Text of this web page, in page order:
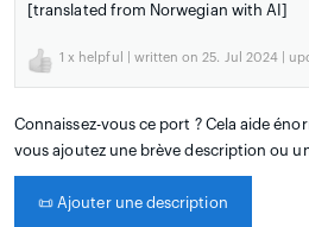
[translated from Norwegian with AI]
1 x helpful | written on 25. Jul 2024 |
Connaissez-vous ce port ? Cela aide
vous ajoutez une brève description ou
📜 Ajouter une description